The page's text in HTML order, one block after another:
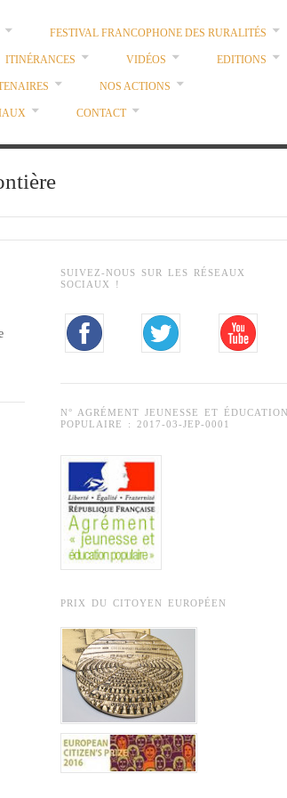
FESTIVAL FRANCOPHONE DES RURALITÉS
ITINÉRANCES VIDÉOS EDITIONS
NOS ACTIONS
CONTACT
SUIVEZ-NOUS SUR LES RÉSEAUX
SOCIAUX !
N° AGRÉMENT JEUNESSE ET ÉDUCATION
POPULAIRE : 2017-03-JEP-0001
PRIX DU CITOYEN EUROPÉEN